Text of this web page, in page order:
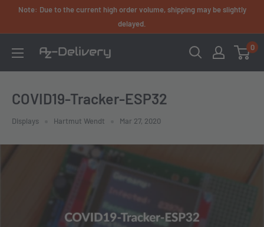
Note: Due to the current high order volume, shipping may be slightly
delayed.
AZ-
0
COVID19-Tracker-ESP32
Displays Hartmut Wendt Mar 27, 2020